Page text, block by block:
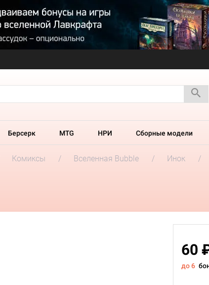
Берсерк MTG НРИ Сборные модели
Комиксы Вселенная Bubble Инок
60
до 6